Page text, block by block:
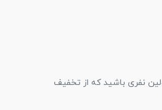
نفری باشید که از تخفیف